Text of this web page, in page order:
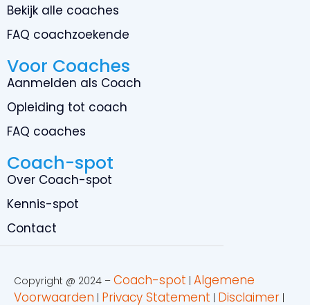
Bekijk alle coaches
FAQ coachzoekende
Voor Coaches
Aanmelden als Coach
Opleiding tot coach
FAQ coaches
Coach-spot
Over Coach-spot
Kennis-spot
Contact
Copyright @ 2024 – Coach-spot | Algemene
Voorwaarden | Privacy Statement | Disclaimer |